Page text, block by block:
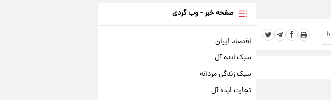
صفحه خبر - وب گردی
اقتصاد ایران
سبک ایده آل
سبک زندگی مردانه
تجارت ایده آل